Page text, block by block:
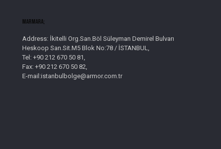
Marmara;
Address: İkitelli Org.San.Böl Süleyman Demirel Bulvarı
Heskoop San.Sit.M5 Blok No:78 / İSTANBUL,
Tel: +90 212 670 50 81,
Fax: +90 212 670 50 82,
E-mail:istanbulbolge@armor.com.tr